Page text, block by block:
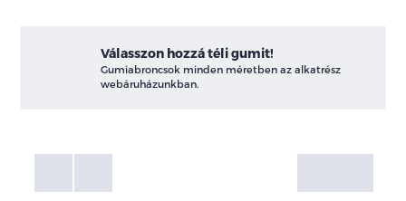
Válasszon hozzá téli gumit!
Gumiabroncsok minden méretben az alkatrész
webáruházunkban.
Galéria